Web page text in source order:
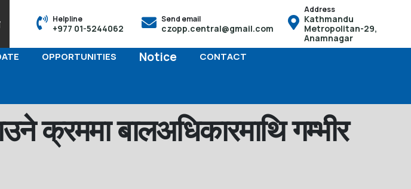
सहित नामाकरण र जन्मदर्ताको हक हुनेछ तसर्थ बच्चाको जन्म भएको पैंतीस दिनभित्र आफू स्थायी
Helpline
+977 01-5244062
Send email
czopp.central@gmail.com
Address
Kathmandu
Metropolitan-29,
Anamnagar
OPPORTUNITIES Notice CONTACT
क्रममा बालअधिकारमाथि गम्भीर